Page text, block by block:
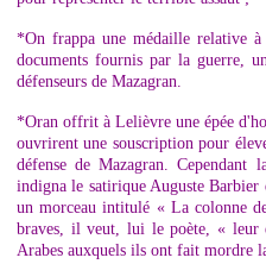
*On frappa une médaille relative à
documents fournis par la guerre,
défenseurs de Mazagran.
*Oran offrit à Lelièvre une épée
ouvrirent une souscription pour
défense de Mazagran. Cependant
indigna le satirique Auguste Barbier
un morceau intitulé « La colonne
braves, il veut, lui le poète, « leur
Arabes auxquels ils ont fait mordre